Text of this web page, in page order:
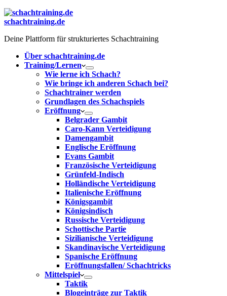
schachtraining.de
Deine Plattform für strukturiertes Schachtraining
Über schachtraining.de
Training/Lernen
Wie lerne ich Schach?
Wie bringe ich anderen Schach bei?
Schachtrainer werden
Grundlagen des Schachspiels
Eröffnung
Belgrader Gambit
Caro-Kann Verteidigung
Damengambit
Englische Eröffnung
Evans Gambit
Französische Verteidigung
Grünfeld-Indisch
Holländische Verteidigung
Italienische Eröffnung
Königsgambit
Königsindisch
Russische Verteidigung
Schottische Partie
Sizilianische Verteidigung
Skandinavische Verteidigung
Spanische Eröffnung
Eröffnungsfallen/ Schachtricks
Mittelspiel
Taktik
Blogeinträge zur Taktik